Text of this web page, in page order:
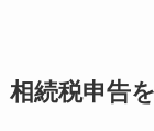
相続税申告